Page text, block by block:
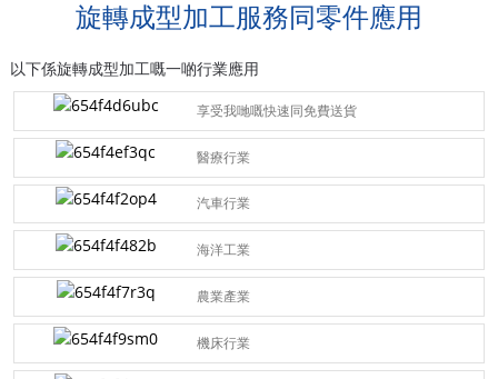
旋轉成型加工服務同零件應用
以下係旋轉成型加工嘅一啲行業應用
享受我哋嘅快速同免費送貨
醫療行業
汽車行業
海洋工業
農業產業
機床行業